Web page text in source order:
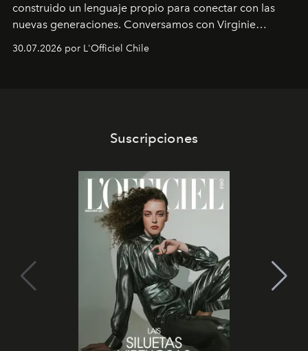
construido un lenguaje propio para conectar con las
nuevas generaciones. Conversamos con Virginie
Latinoamérica, sobre identidad, cultura y el valor
30.07.2026 por L'Officiel Chile
Suscripciones